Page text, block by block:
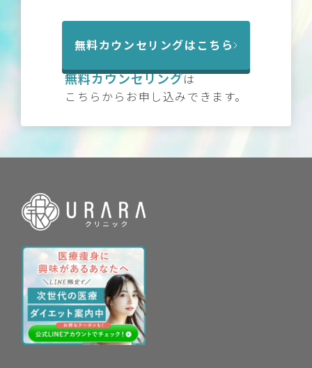
無料カウンセリングはこちら
無料カウンセリングは
こちらからお申し込みできます。